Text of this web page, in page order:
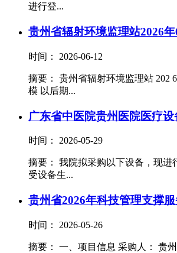
进行登...
贵州省辐射环境监理站2026
时间： 2026-06-12
摘要： 贵州省辐射环境监理站 202
模 以后期...
广东省中医院贵州医院医疗设
时间： 2026-05-29
摘要： 我院拟采购以下设备，现进
受设备生...
贵州省2026年科技管理支撑
时间： 2026-05-26
摘要： 一、项目信息 采购人： 贵